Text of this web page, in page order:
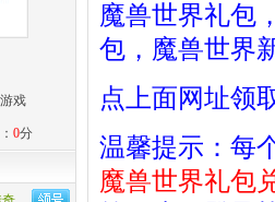
游戏
0分
魔兽世界礼包
包，魔兽世界
点上面网址领
温馨提示：每
魔兽世界礼包